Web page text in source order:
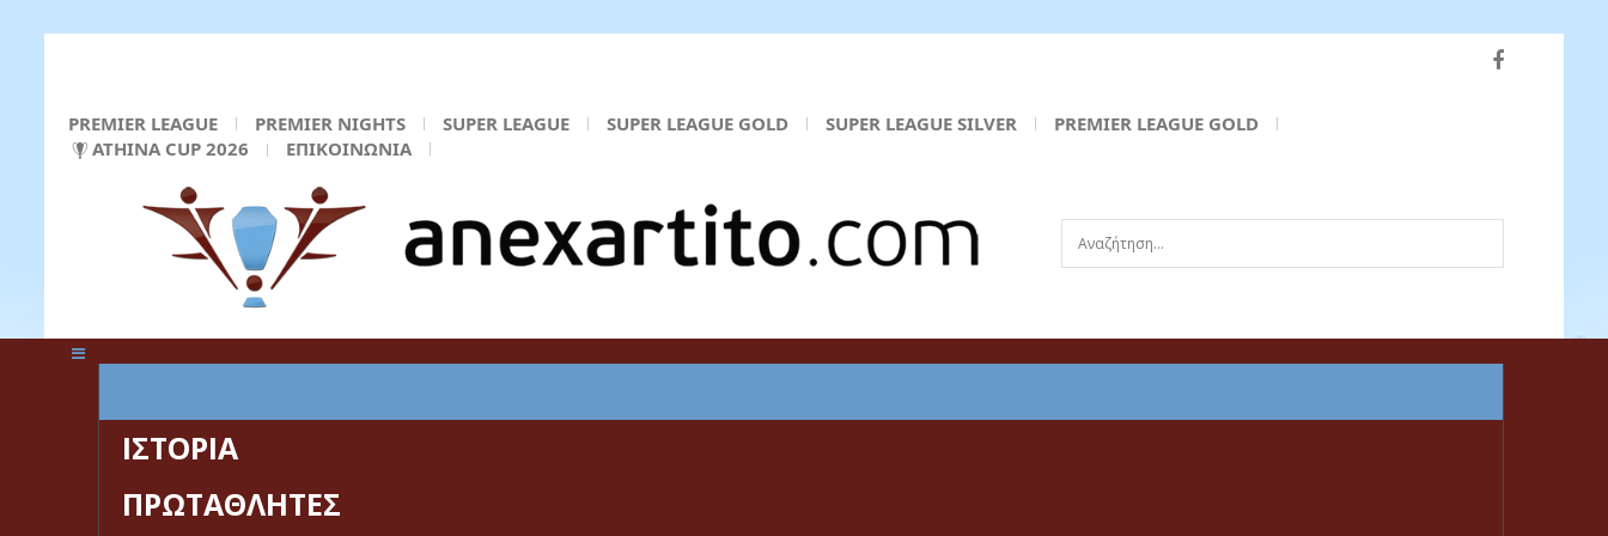
PREMIER LEAGUE PREMIER NIGHTS SUPER LEAGUE SUPER LEAGUE GOLD SUPER LEAGUE SILVER
PREMIER LEAGUE GOLD
ATHINA CUP 2026
ΕΠΙΚΟΙΝΩΝΙΑ
Αναζήτηση...
ΙΣΤΟΡΙΑ
ΠΡΩΤΑΘΛΗΤΕΣ